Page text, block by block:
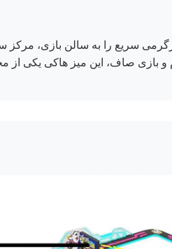
سریع را به سالن بازی، مرکز